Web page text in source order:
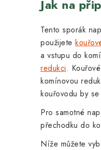
Jak na
Tento sporák
použijete
a vstupu do
redukci.
komínovou
kouřovodu by
Pro samotné
přechodku do
Níže můžete